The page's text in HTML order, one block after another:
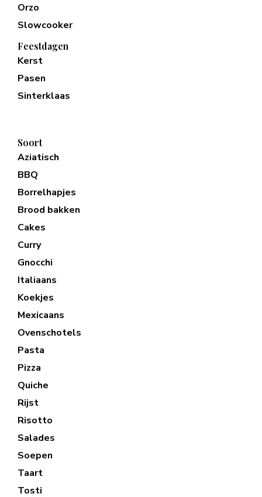
Orzo
Slowcooker
Feestdagen
Kerst
Pasen
Sinterklaas
Soort
Aziatisch
BBQ
Borrelhapjes
Brood bakken
Cakes
Curry
Gnocchi
Italiaans
Koekjes
Mexicaans
Ovenschotels
Pasta
Pizza
Quiche
Rijst
Risotto
Salades
Soepen
Taart
Tosti